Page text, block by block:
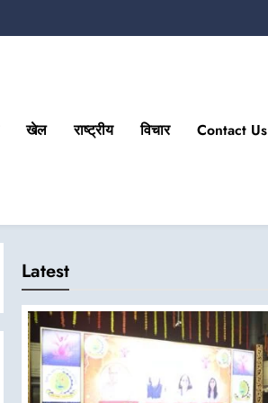
खेल राष्ट्रीय विचार Contact Us
Latest